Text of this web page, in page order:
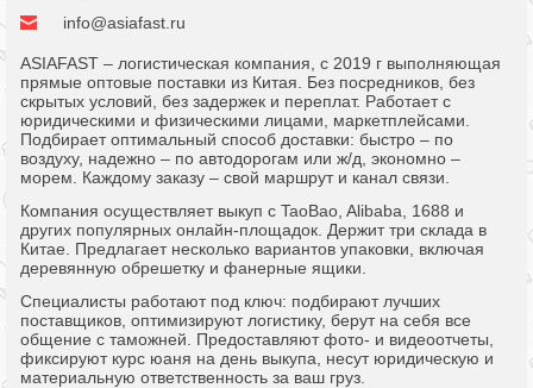
info@asiafast.ru
ASIAFAST – логистическая компания, с 2019 г выполняющая
прямые оптовые поставки из Китая. Без посредников, без
скрытых условий, без задержек и переплат. Работает с
юридическими и физическими лицами, маркетплейсами.
Подбирает оптимальный способ доставки: быстро – по
воздуху, надежно – по автодорогам или ж/д, экономно –
морем. Каждому заказу – свой маршрут и канал связи.
Компания осуществляет выкуп с TaoBao, Alibaba, 1688 и
других популярных онлайн-площадок. Держит три склада в
Китае. Предлагает несколько вариантов упаковки, включая
деревянную обрешетку и фанерные ящики.
Специалисты работают под ключ: подбирают лучших
поставщиков, оптимизируют логистику, берут на себя все
общение с таможней. Предоставляют фото- и видеоотчеты,
фиксируют курс юаня на день выкупа, несут юридическую и
материальную ответственность за ваш груз.